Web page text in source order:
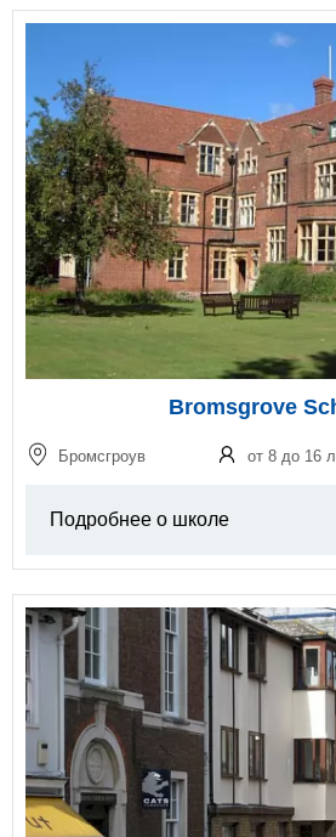
Bromsgrove
Бромсгроув от 8 до 16
Подробнее о школе